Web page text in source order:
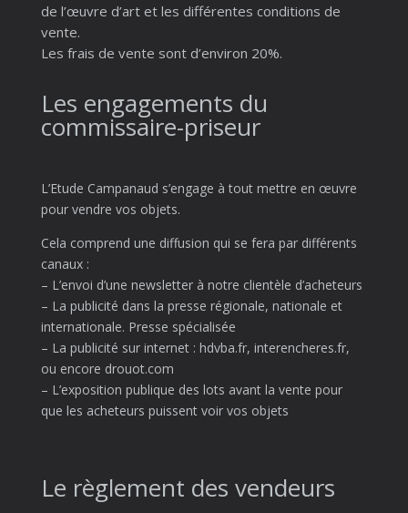
de l’œuvre d’art et les différentes conditions de
vente.
Les frais de vente sont d’environ 20%.
Les engagements du
commissaire-priseur
L’Etude Campanaud s’engage à tout mettre en œuvre
pour vendre vos objets.
Cela comprend une diffusion qui se fera par différents
canaux :
– L’envoi d’une newsletter à notre clientèle d’acheteurs
– La publicité dans la presse régionale, nationale et
internationale. Presse spécialisée
– La publicité sur internet : hdvba.fr, interencheres.fr,
ou encore drouot.com
– L’exposition publique des lots avant la vente pour
que les acheteurs puissent voir vos objets
Le règlement des vendeurs